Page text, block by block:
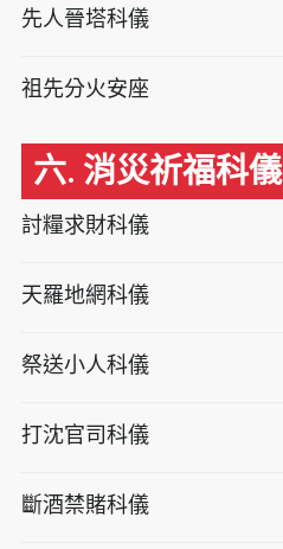
先人晉塔科儀
祖先分火安座
六. 消災祈福科儀
討糧求財科儀
天羅地網科儀
祭送小人科儀
打沈官司科儀
斷酒禁賭科儀